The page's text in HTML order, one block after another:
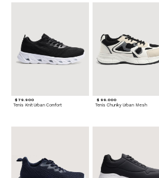
$ 79.900
Tenis Knit Urban Comfort
$ 99.000
Tenis Chunky Urban Mesh